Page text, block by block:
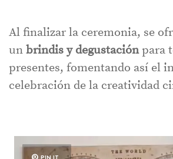
Al finalizar la ceremonia, se
un brindis y degustaciónpara
presentes, fomentando así el
celebración de la creatividad
PIN IT